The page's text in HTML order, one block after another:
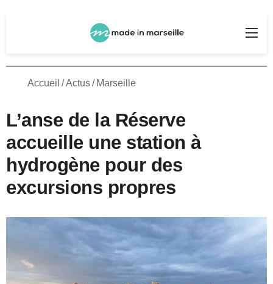
Accueil /Actus/ Marseille
L’anse de la Réserve
accueille une station à
hydrogène pour des
excursions propres